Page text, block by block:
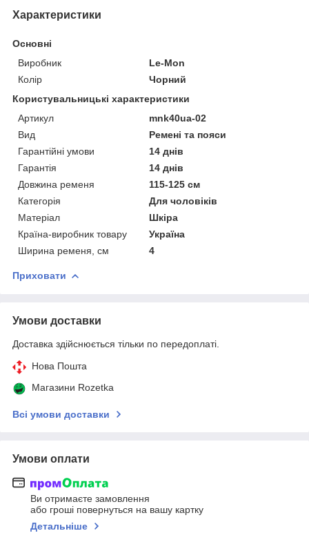
Характеристики
Основні
Виробник
Le-Mon
Колір
Чорний
Користувальницькі характеристики
Артикул
mnk40ua-02
Вид
Ремені та пояси
Гарантійні умови
14 днів
Гарантія
14 днів
Довжина ременя
115-125 см
Категорія
Для чоловіків
Матеріал
Шкіра
Країна-виробник товару
Україна
Ширина ременя, см
4
Приховати
Умови доставки
Доставка здійснюється тільки по передоплаті.
Нова Пошта
Магазини Rozetka
Всі умови доставки
Умови оплати
Ви отримаєте замовлення
або гроші повернуться на вашу картку
Детальніше